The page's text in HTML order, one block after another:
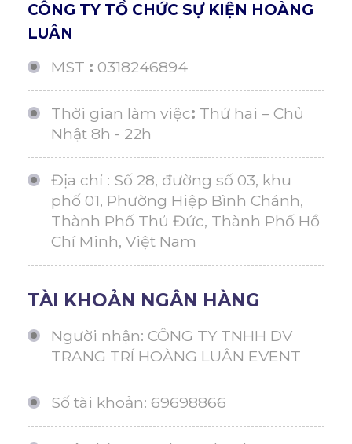
CÔNG TY TỔ CHỨC SỰ KIỆN HOÀNG
LUÂN
MST : 0318246894
Thời gian làm việc: Thứ hai – Chủ
Nhật 8h - 22h
Địa chỉ : Số 28, đường số 03, khu
phố 01, Phường Hiệp Bình Chánh,
Thành Phố Thủ Đức, Thành Phố Hồ
Chí Minh, Việt Nam
TÀI KHOẢN NGÂN HÀNG
Người nhận: CÔNG TY TNHH DV
TRANG TRÍ HOÀNG LUÂN EVENT
Số tài khoản: 69698866